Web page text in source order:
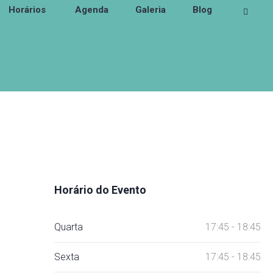
Horários Agenda Galeria Blog
Horário do Evento
Quarta 17:45 - 18:45
Sexta 17:45 - 18:45